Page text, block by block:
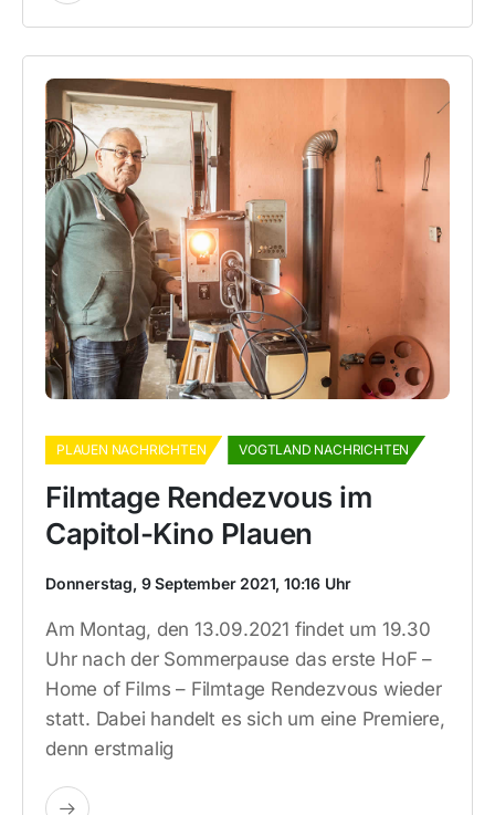
PLAUEN NACHRICHTEN VOGTLAND NACHRICHTEN
Filmtage Rendezvous im
Capitol-Kino Plauen
Donnerstag, 9 September 2021, 10:16 Uhr
Am Montag, den 13.09.2021 findet um 19.30
Uhr nach der Sommerpause das erste HoF –
Home of Films – Filmtage Rendezvous wieder
statt. Dabei handelt es sich um eine Premiere,
denn erstmalig